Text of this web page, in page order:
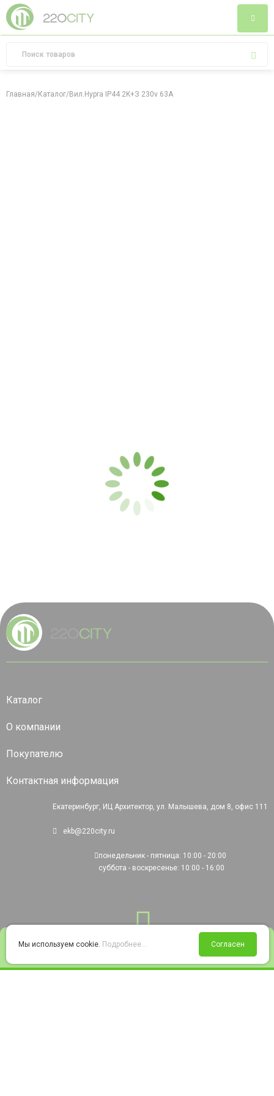
Войти Избранное Корзина
Главная/Каталог/Вил.Hypra IP44 2K+З 230v 63A
Каталог
О компании
Покупателю
Контактная информация
Екатеринбург, ИЦ Архитектор, ул. Малышева, дом 8, офис 111
ekb@220city.ru
понедельник - пятница: 10:00 - 20:00
суббота - воскресенье: 10:00 - 16:00
Мы используем cookie. Подробнее... Согласен